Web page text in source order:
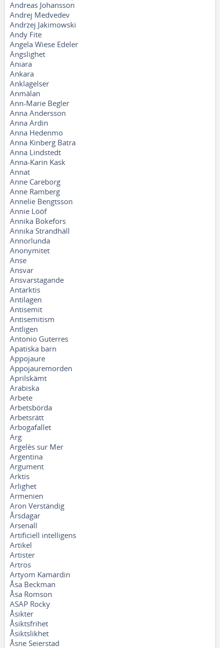
Andreas Johansson
Andrej Medvedev
Andrzej Jakimowski
Andy Fite
Angela Wiese Edeler
Ängslighet
Aniara
Ankara
Anklagelser
Anmälan
Ann-Marie Begler
Anna Andersson
Anna Ardin
Anna Hedenmo
Anna Kinberg Batra
Anna Lindstedt
Anna-Karin Kask
Annat
Anne Careborg
Anne Ramberg
Annelie Bengtsson
Annie Lööf
Annika Bokefors
Annika Strandhäll
Annorlunda
Anonymitet
Anse
Ansvar
Ansvarstagande
Antarktis
Antilagen
Antisemit
Antisemitism
Äntligen
Antonio Guterres
Apatiska barn
Appojaure
Appojauremorden
Aprilskämt
Arabiska
Arbete
Arbetsbörda
Arbetsrätt
Arbogafallet
Arg
Argelès sur Mer
Argentina
Argument
Arktis
Ärlighet
Armenien
Aron Verständig
Årsdagar
Arsenall
Artificiell intelligens
Artikel
Artister
Artros
Artyom Kamardin
Åsa Beckman
Åsa Romson
ASAP Rocky
Åsikter
Åsiktsfrihet
Åsiktslikhet
Åsne Seierstad